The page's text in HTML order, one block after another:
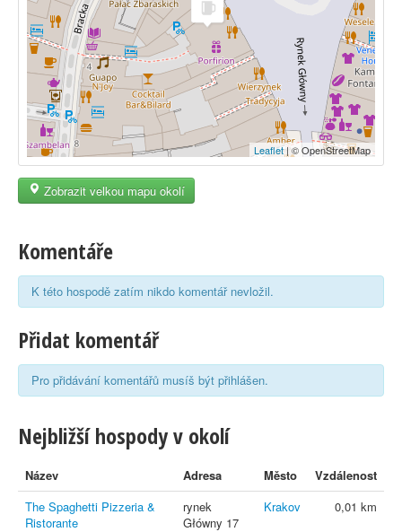
Leaflet| © OpenStreetMap
Zobrazit velkou mapu okolí
Komentáře
K této hospodě zatím nikdo komentář nevložil.
Přidat komentář
Pro přidávání komentářů musíš být přihlášen.
Nejbližší hospody v okolí
Název Adresa Město
Vzdálenost
The Spaghetti Pizzeria &
Ristorante
rynek
Główny 17
Krakov 0,01 km